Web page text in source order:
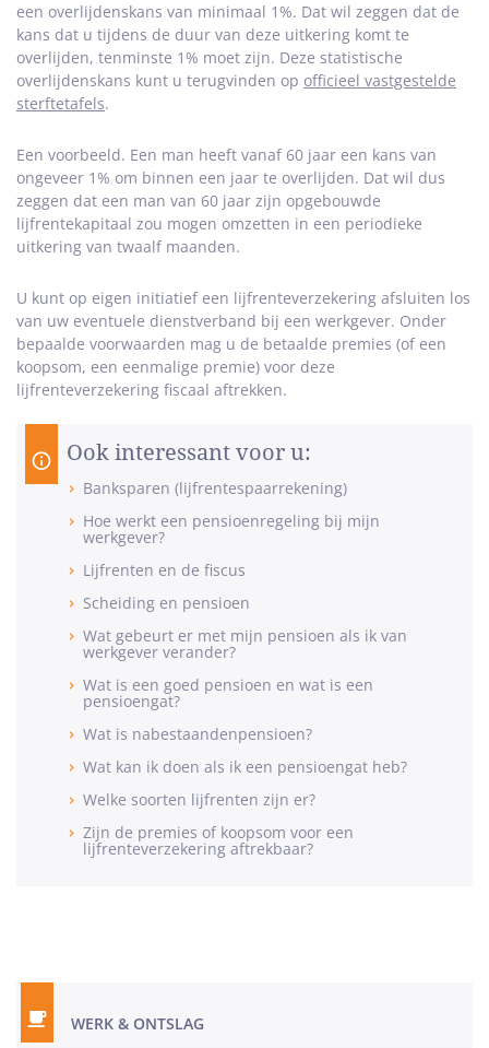
een overlijdenskans van minimaal 1%. Dat wil zeggen dat de
kans dat u tijdens de duur van deze uitkering komt te
overlijden, tenminste 1% moet zijn. Deze statistische
overlijdenskans kunt u terugvinden op officieel vastgestelde
sterftetafels.
Een voorbeeld. Een man heeft vanaf 60 jaar een kans van
ongeveer 1% om binnen een jaar te overlijden. Dat wil dus
zeggen dat een man van 60 jaar zijn opgebouwde
lijfrentekapitaal zou mogen omzetten in een periodieke
uitkering van twaalf maanden.
U kunt op eigen initiatief een lijfrenteverzekering afsluiten los
van uw eventuele dienstverband bij een werkgever. Onder
bepaalde voorwaarden mag u de betaalde premies (of een
koopsom, een eenmalige premie) voor deze
lijfrenteverzekering fiscaal aftrekken.
Ook interessant voor u:
Banksparen (lijfrentespaarrekening)
Hoe werkt een pensioenregeling bij mijn
werkgever?
Lijfrenten en de fiscus
Scheiding en pensioen
Wat gebeurt er met mijn pensioen als ik van
werkgever verander?
Wat is een goed pensioen en wat is een
pensioengat?
Wat is nabestaandenpensioen?
Wat kan ik doen als ik een pensioengat heb?
Welke soorten lijfrenten zijn er?
Zijn de premies of koopsom voor een
lijfrenteverzekering aftrekbaar?
WERK & ONTSLAG